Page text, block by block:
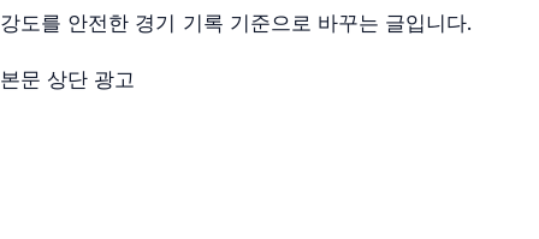
강도를 안전한 경기 기록 기준으로 바꾸는 글입니다.
본문 상단 광고